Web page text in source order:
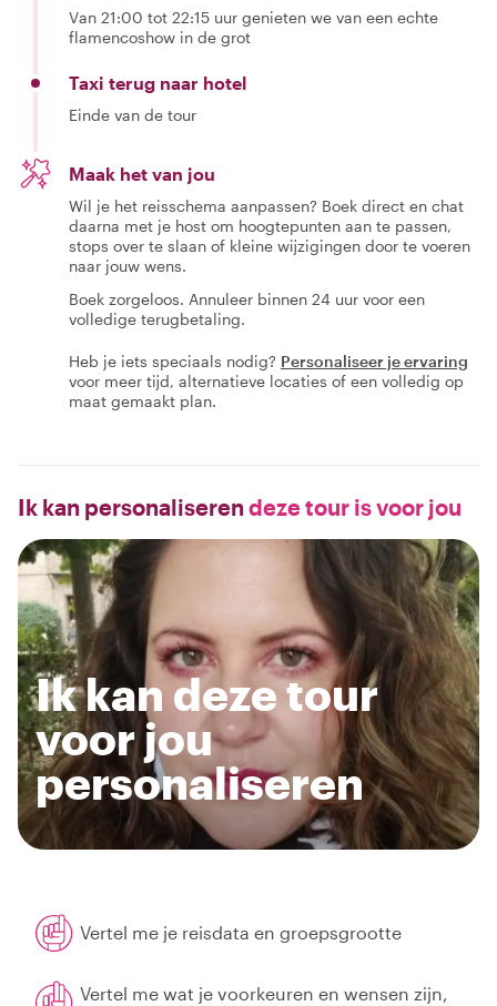
Van 21:00 tot 22:15 uur genieten we van een echte
flamencoshow in de grot
Taxi terug naar hotel
Einde van de tour
Maak het van jou
Wil je het reisschema aanpassen? Boek direct en chat
daarna met je host om hoogtepunten aan te passen,
stops over te slaan of kleine wijzigingen door te voeren
naar jouw wens.
Boek zorgeloos. Annuleer binnen 24 uur voor een
volledige terugbetaling.
Heb je iets speciaals nodig? Personaliseer je ervaring
voor meer tijd, alternatieve locaties of een volledig op
maat gemaakt plan.
Ik kan personaliseren deze tour is voor jou
Ik kan deze tour
voor jou
personaliseren
Vertel me je reisdata en groepsgrootte
Vertel me wat je voorkeuren en wensen zijn,